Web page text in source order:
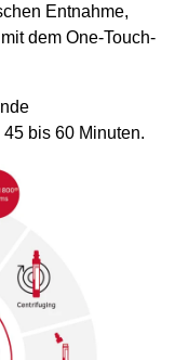
Entnahme,
dem One-Touch-
bis 60 Minuten.